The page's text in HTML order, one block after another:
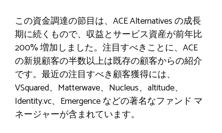
この資金調達の節目は、ACE Alternatives の成長
期に続くもので、収益とサービス資産が前年比
200% 増加しました。注目すべきことに、ACE
の新規顧客の半数以上は既存の顧客からの紹介
です。最近の注目すべき顧客獲得には、
VSquared、Matterwave、Nucleus、altitude、
Identity.vc、Emergence などの著名なファンド マ
ネージャーが含まれています。